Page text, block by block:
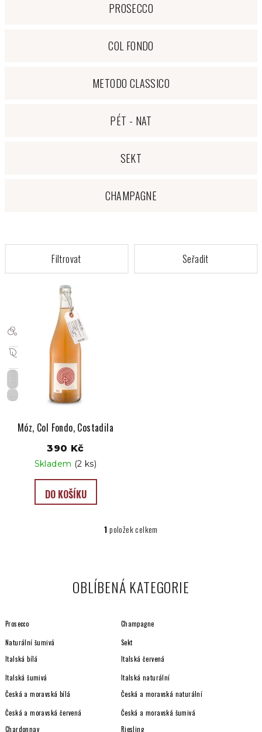
PROSECCO
COL FONDO
METODO CLASSICO
PÉT - NAT
SEKT
CHAMPAGNE
s
p
r
o
IT
Suché
Móz, Col Fondo, Costadila
390 Kč
Skladem (2 ks)
DO KOŠÍKU
O
d
í
p
r
k
y
v
ý
1položek celkem
OBLÍBENÁ KATEGORIE
Prosecco Champagne
Naturální šumivá
Sekt
Italská bílá
Italská červená
Italská šumivá
Italská naturální
Česká a moravská bílá
Česká a moravská naturální
Česká a moravská červená
Česká a moravská šumivá
Chardonnay
Riesling